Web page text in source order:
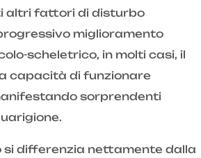
altri fattori di disturbo
miglioramento
scheletrico, in molti casi, il
capacità di funzionare
sorprendenti
si differenzia nettamente dalla